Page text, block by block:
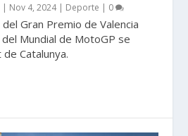
| Nov 4, 2024| Deporte | 0
Gran Premio de Valencia
Mundial de MotoGP se
Catalunya.